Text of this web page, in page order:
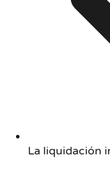
La liquidación